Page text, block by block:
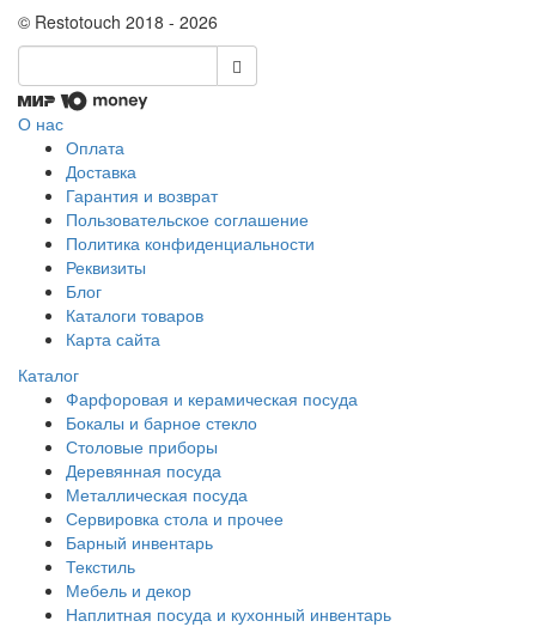
© Restotouch 2018 - 2026
О нас
Оплата
Доставка
Гарантия и возврат
Пользовательское соглашение
Политика конфиденциальности
Реквизиты
Блог
Каталоги товаров
Карта сайта
Каталог
Фарфоровая и керамическая посуда
Бокалы и барное стекло
Столовые приборы
Деревянная посуда
Металлическая посуда
Сервировка стола и прочее
Барный инвентарь
Текстиль
Мебель и декор
Наплитная посуда и кухонный инвентарь